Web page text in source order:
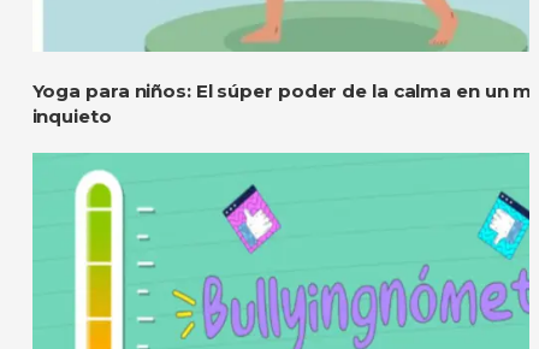
Yoga para niños: El súper poder de la calma en un
inquieto